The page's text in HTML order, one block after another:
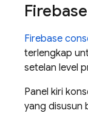
Firebase
Firebase
terlengkap
setelan level
Panel kiri
yang disusun